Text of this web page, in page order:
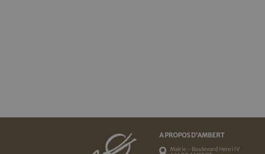
A PROPOS D'AMBERT
Mairie - Boulevard Henri IV